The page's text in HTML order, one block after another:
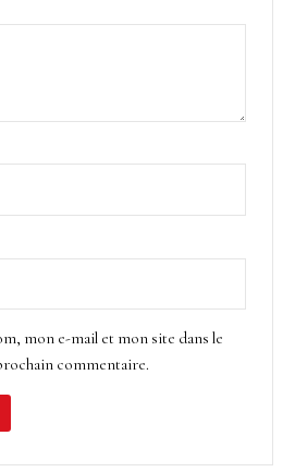
mon e-mail et mon site dans le
commentaire.